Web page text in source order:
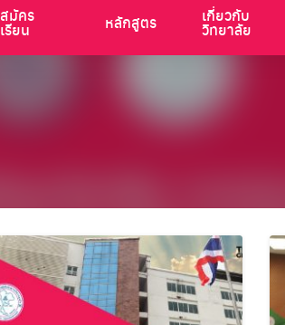
สมัคร
เรียน หลักสูตร เกี่ยวกับ
วิทยาลัย